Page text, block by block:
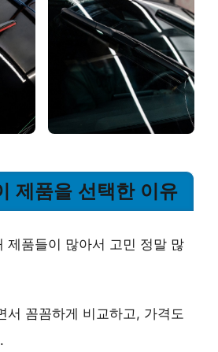
제품을 선택한 이유
제품들이 많아서 고민 정말 많
서 꼼꼼하게 비교하고, 가격도